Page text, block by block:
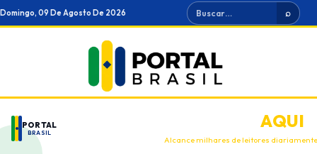
Ir
para
Domingo, 09 De Agosto De 2026 Buscar ⌕
PORTAL
BRASIL
ANUNCIEAQUI
Alcance milhares de leitores diariamente